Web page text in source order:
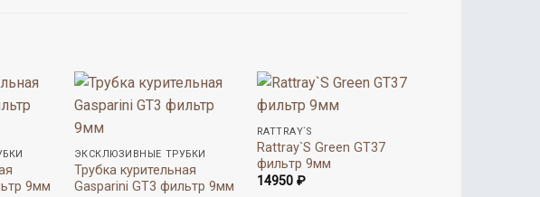
9мм
ЭКСКЛЮЗИВНЫЕ ТРУБКИ
Трубка курительная
Gasparini GT3 фильтр 9мм
RATTRAY`S
Rattray`S Green GT37
фильтр 9мм
14950 ₽